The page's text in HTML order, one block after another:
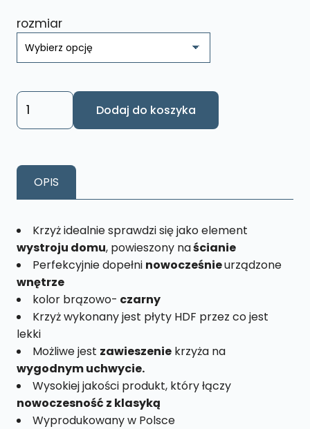
od
40,59 zł
57,81 zł
rozmiar
ilość
Krzyż
KW3
Dodaj do koszyka
OPIS
Krzyż idealnie sprawdzi się jako element
wystroju domu, powieszony naścianie
Perfekcyjnie dopełni nowocześnieurządzone
wnętrze
kolor brązowo- czarny
Krzyż wykonany jest płyty HDF przez co jest
lekki
Możliwe jest zawieszenie krzyża na
wygodnym uchwycie.
Wysokiej jakości produkt, który łączy
nowoczesność z klasyką
Wyprodukowany w Polsce